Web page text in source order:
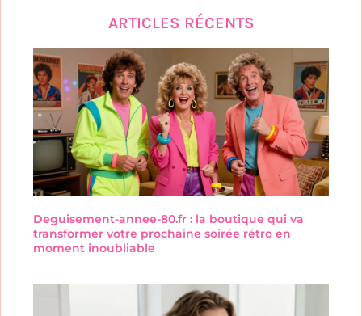
ARTICLES RÉCENTS
Deguisement-annee-80.fr : la boutique qui va
transformer votre prochaine soirée rétro en
moment inoubliable